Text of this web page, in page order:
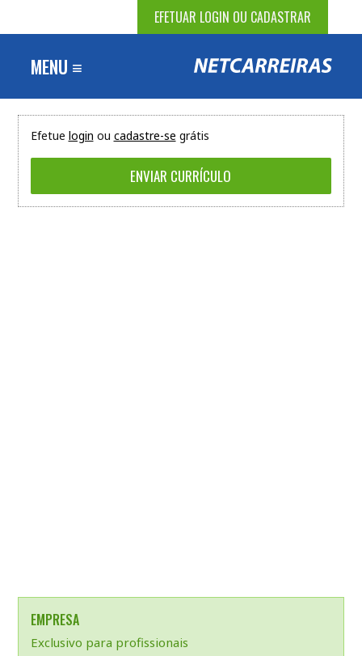
EFETUAR LOGIN OU CADASTRAR
MENU ≡
Efetue login ou cadastre-se grátis
EMPRESA
Exclusivo para profissionais